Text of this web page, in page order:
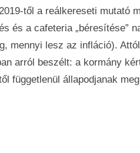
től a reálkereseti mutató
és a cafeteria „béresítése”
mennyi lesz az infláció).
arról beszélt: a kormány
függetlenül állapodjanak